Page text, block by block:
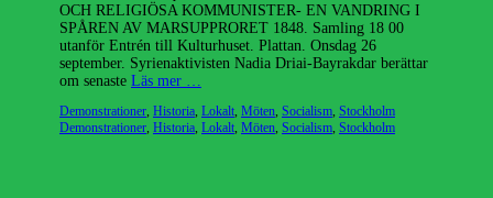
OCH RELIGIÖSA KOMMUNISTER- EN VANDRING I
SPÅREN AV MARSUPPRORET 1848. Samling 18 00
utanför Entrén till Kulturhuset. Plattan. Onsdag 26
september. Syrienaktivisten Nadia Driai-Bayrakdar berättar
om senaste Läs mer …
Kategorier
Demonstrationer Historia Lokalt Möten Socialism StockholmEtiketter
Demonstrationer Historia Lokalt Möten Socialism Stockholm